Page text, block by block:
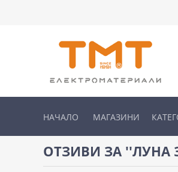
НАЧАЛО МАГАЗИНИ
ОТЗИВИ ЗА ЛУНА